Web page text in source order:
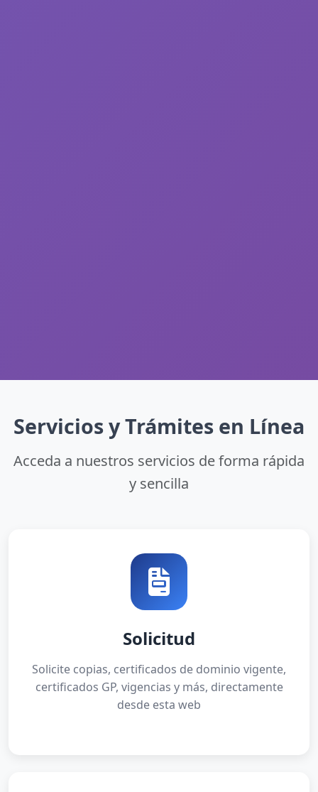
Servicios y Trámites en Línea
Acceda a nuestros servicios de forma rápida
y sencilla
Solicitud
Solicite copias, certificados de dominio vigente,
certificados GP, vigencias y más, directamente
desde esta web